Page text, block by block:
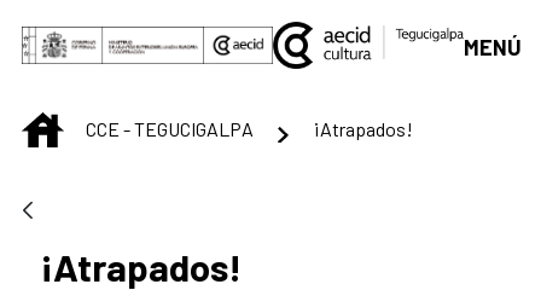
Saltar al contenido principal
MENÚ
INICIOCCE - TEGUCIGALPA ¡Atrapados!
¡Atrapados!